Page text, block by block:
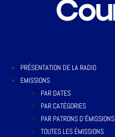
PRÉSENTATION DE LA RADIO
EMISSIONS
PAR DATES
PAR CATÉGORIES
PAR PATRONS D’ÉMISSIONS
TOUTES LES ÉMISSIONS